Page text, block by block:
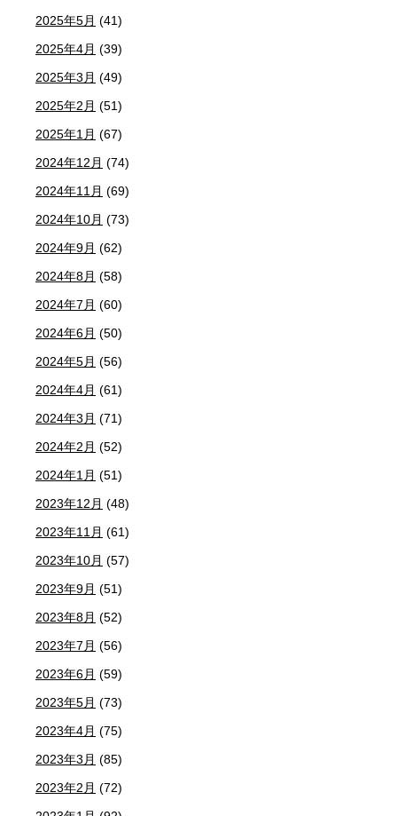
2025年5月 (41)
2025年4月 (39)
2025年3月 (49)
2025年2月 (51)
2025年1月 (67)
2024年12月 (74)
2024年11月 (69)
2024年10月 (73)
2024年9月 (62)
2024年8月 (58)
2024年7月 (60)
2024年6月 (50)
2024年5月 (56)
2024年4月 (61)
2024年3月 (71)
2024年2月 (52)
2024年1月 (51)
2023年12月 (48)
2023年11月 (61)
2023年10月 (57)
2023年9月 (51)
2023年8月 (52)
2023年7月 (56)
2023年6月 (59)
2023年5月 (73)
2023年4月 (75)
2023年3月 (85)
2023年2月 (72)